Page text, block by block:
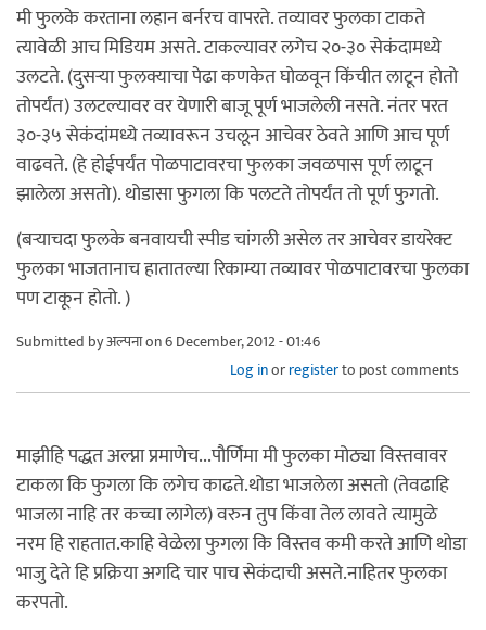
मी फुलके करताना लहान बर्नरच वापरते. तव्यावर फुलका टाकते
त्यावेळी आच मिडियम असते. टाकल्यावर लगेच २०-३० सेकंदामध्ये
उलटते. (दुसर्‍या फुलक्याचा पेढा कणकेत घोळवून किंचीत लाटून होतो
तोपर्यंत) उलटल्यावर वर येणारी बाजू पूर्ण भाजलेली नसते. नंतर परत
३०-३५ सेकंदांमध्ये तव्यावरून उचलून आचेवर ठेवते आणि आच पूर्ण
वाढवते. (हे होईपर्यंत पोळपाटावरचा फुलका जवळपास पूर्ण लाटून
झालेला असतो). थोडासा फुगला कि पलटते तोपर्यंत तो पूर्ण फुगतो.
(बर्‍याचदा फुलके बनवायची स्पीड चांगली असेल तर आचेवर डायरेक्ट
फुलका भाजतानाच हातातल्या रिकाम्या तव्यावर पोळपाटावरचा फुलका
पण टाकून होतो. )
Submitted byअल्पनाon 6 December, 2012 - 01:46
Log inorregisterto post comments
माझीहि पद्धत अल्प्ना प्रमाणेच...पौर्णिमा मी फुलका मोठ्या विस्तवावर
टाकला कि फुगला कि लगेच काढते.थोडा भाजलेला असतो (तेवढाहि
भाजला नाहि तर कच्चा लागेल) वरुन तुप किंवा तेल लावते त्यामुळे
नरम हि राहतात.काहि वेळेला फुगला कि विस्तव कमी करते आणि थोडा
भाजु देते हि प्रक्रिया अगदि चार पाच सेकंदाची असते.नाहितर फुलका
करपतो.